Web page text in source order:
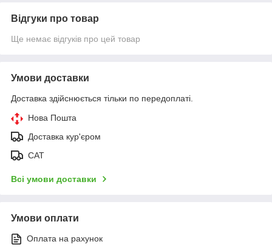
Відгуки про товар
Ще немає відгуків про цей товар
Умови доставки
Доставка здійснюється тільки по передоплаті.
Нова Пошта
Доставка кур'єром
САТ
Всі умови доставки
Умови оплати
Оплата на рахунок